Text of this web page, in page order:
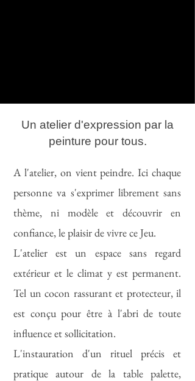
Un atelier d'expression par la
peinture pour tous.
A l'atelier, on vient peindre. Ici chaque
personne va s'exprimer librement sans
thème, ni modèle et découvrir en
confiance, le plaisir de vivre ce Jeu.
L'atelier est un espace sans regard
extérieur et le climat y est permanent.
Tel un cocon rassurant et protecteur, il
est conçu pour être à l'abri de toute
influence et sollicitation.
L'instauration d'un rituel précis et
pratique autour de la table palette,